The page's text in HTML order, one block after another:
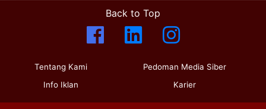
Back to Top
Tentang Kami
Info Iklan
Pedoman Media Siber
Karier